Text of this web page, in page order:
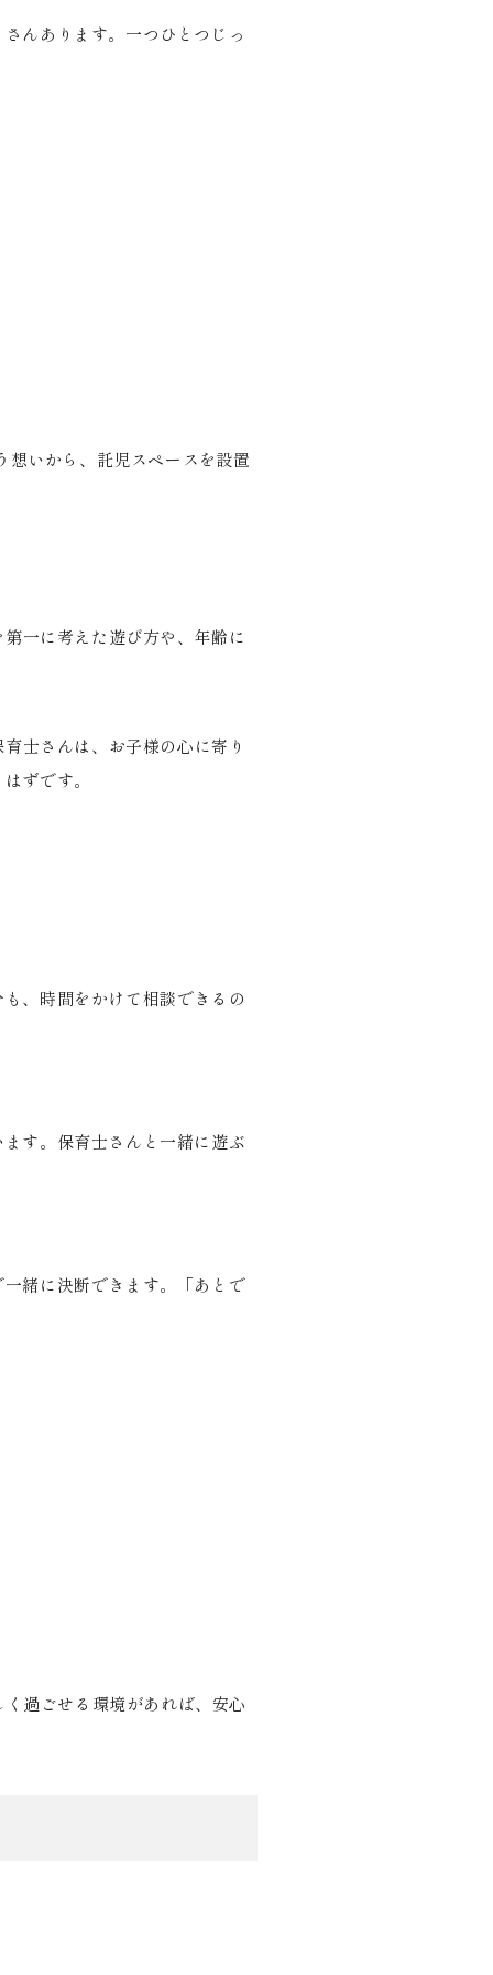
んあります。一つひとつじっ
いから、託児スペースを設置
一に考えた遊び方や、年齢に
士さんは、お子様の心に寄り
ずです。
、時間をかけて相談できるの
す。保育士さんと一緒に遊ぶ
緒に決断できます。「あとで
過ごせる環境があれば、安心